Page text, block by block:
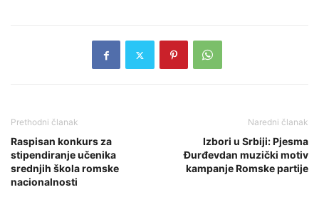
Prethodni članak
Raspisan konkurs za
stipendiranje učenika
srednjih škola romske
nacionalnosti
Naredni članak
Izbori u Srbiji: Pjesma
Đurđevdan muzički motiv
kampanje Romske partije